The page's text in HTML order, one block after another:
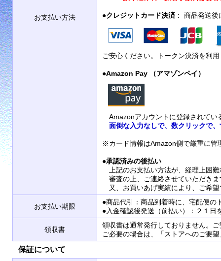
お支払い方法 ●クレジットカード決済 ： 商品発送
ご安心ください。トークン決済を利
●Amazon Pay （アマゾンペイ）
Amazonアカウントに登録されてい
面倒な入力なしで、数クリックで
※カード情報はAmazon側で厳重に管
●承認済みの後払い
上記のお支払い方法が、経理上困
審査の上、ご連絡させていただきま
又、お買いあげ実績により、ご希
お支払い期限
●商品代引：商品到着時に、宅配便の
●入金確認後発送（前払い）：２１日
領収書
領収書は通常発行しておりません。
ご必要の場合は、「ストアへのご要
保証について